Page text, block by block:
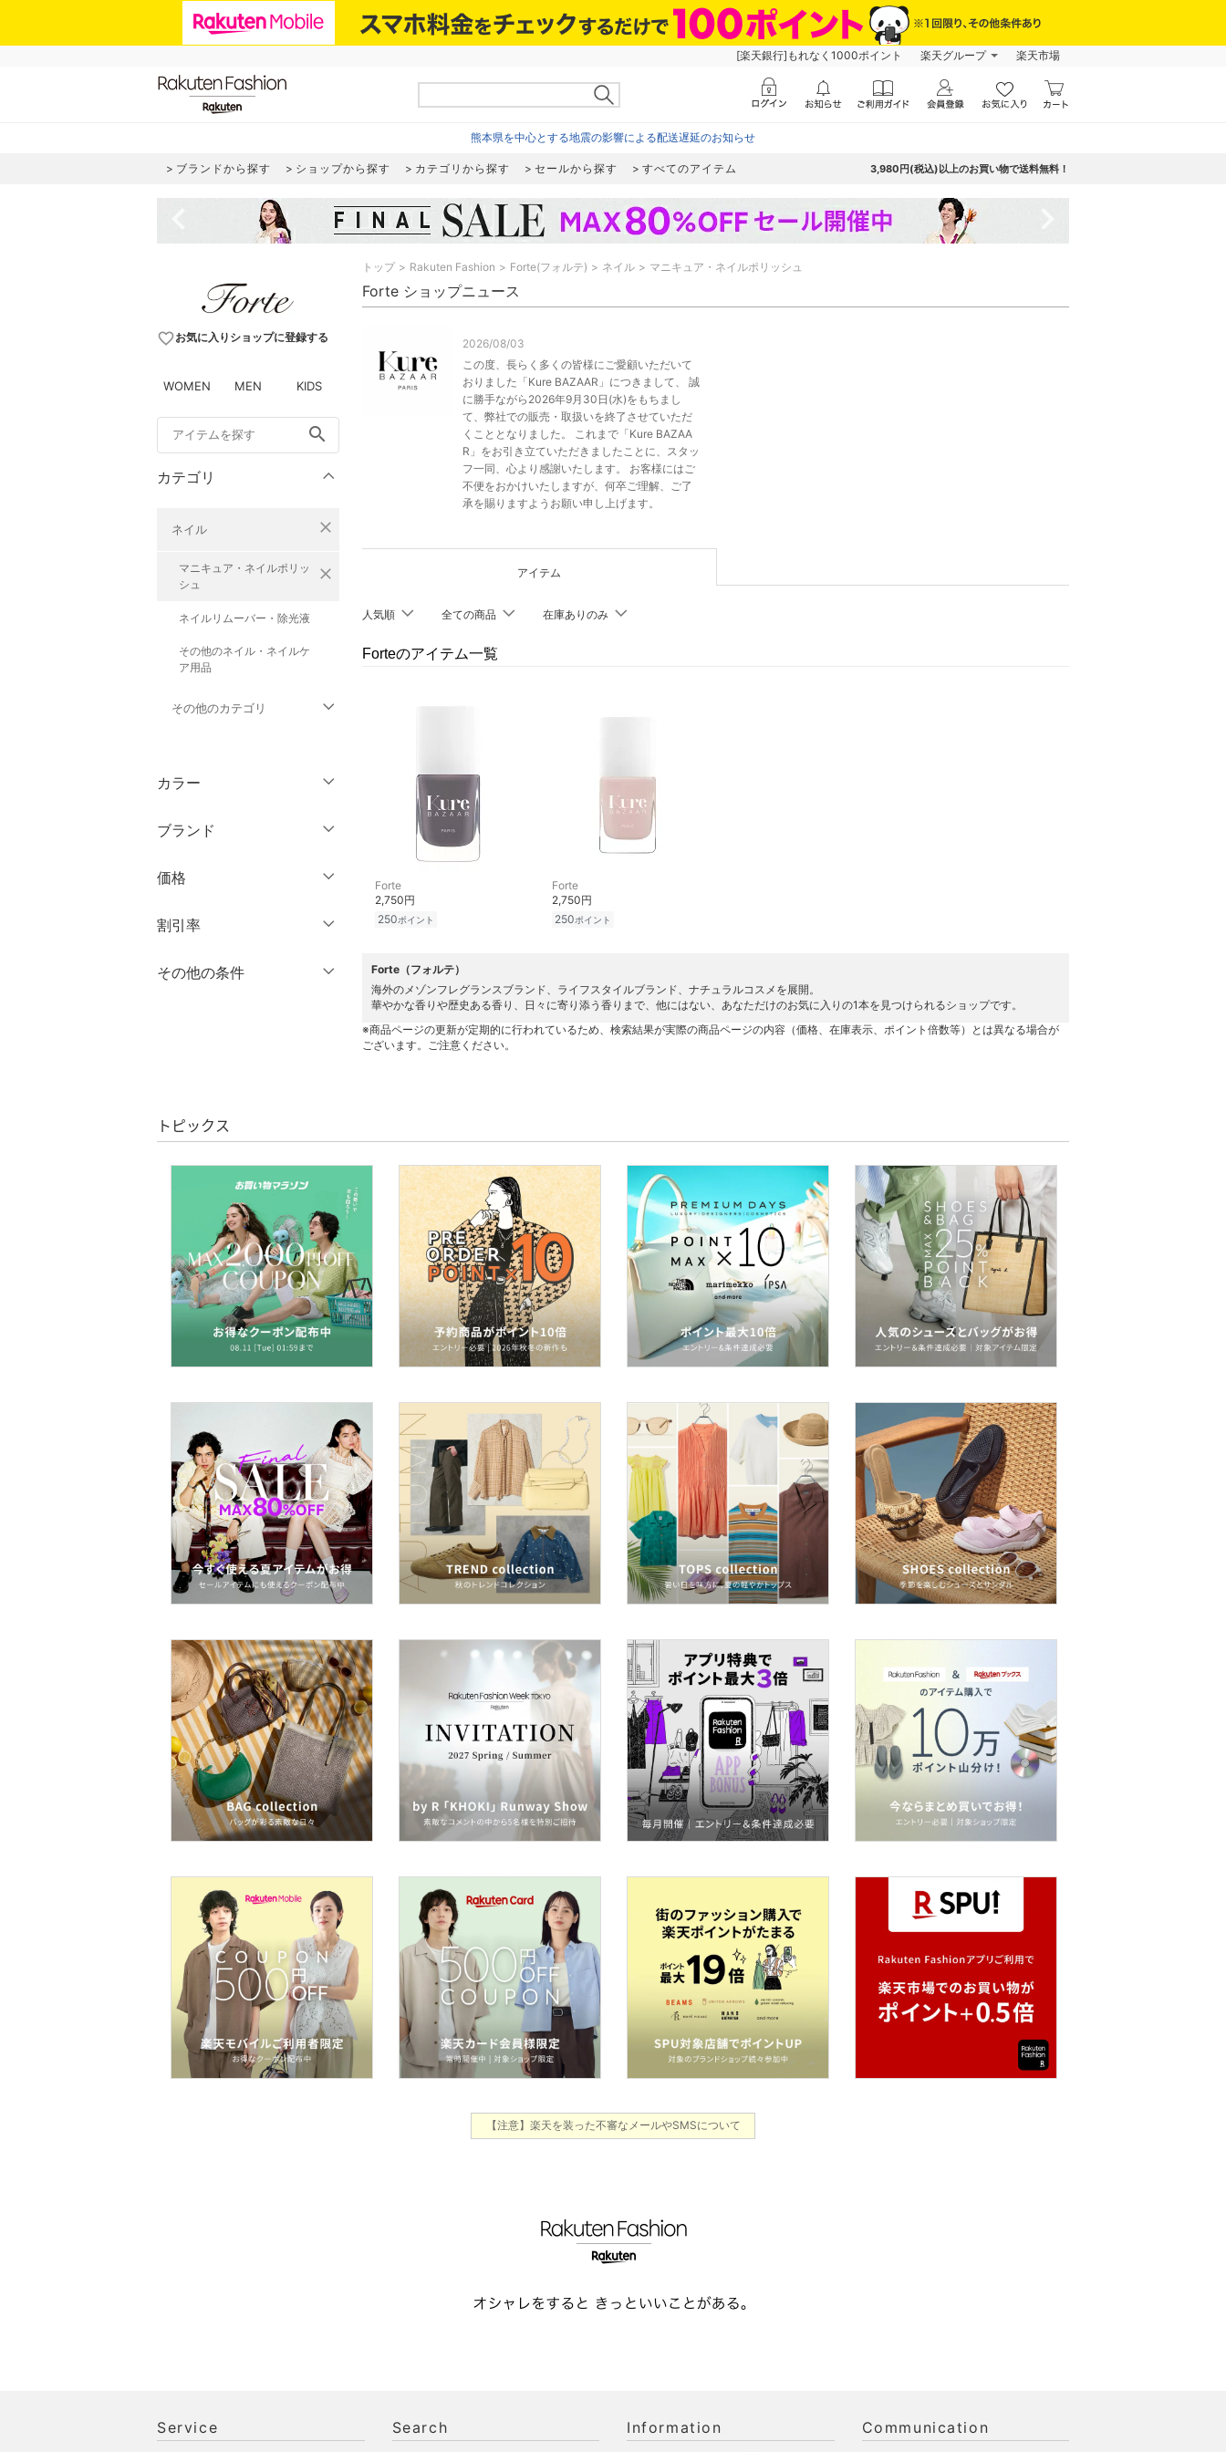
[楽天銀行]もれなく1000ポイント 楽天グループ 楽天市場
熊本県を中心とする地震の影響による配送遅延のお知らせ
ブランドから探す ショップから探す カテゴリから探す セールから探す すべてのアイテム 3,980円(税込)以上のお買い物で送料無料！
favorite_borderお気に入りショップに登録する
WOMEN MEN KIDS
search
カテゴリ
ネイル close
マニキュア・ネイルポリッ
シュ
close
ネイルリムーバー・除光液
その他のネイル・ネイルケ
ア用品
その他のカテゴリ
ジャケット・アウター
パンツ
ワンピース・ドレス
スカート
オールインワン・オーバ
ーオール
アクセサリー・腕時計
財布・ポーチ・ケース
ヘアアクセサリー
ー用品
スーツ・フォーマル
水着・スイムグッズ
着物・浴衣・和装小物
スキンケア
ベースメイク
メイクアップ
ボディケア・オーラルケ
ア
ヘアケア
フレグランス
メイク道具・美容器具
コフレ・キット・セット
食器・調理器具・キッチ
ン用品
インテリア・生活雑貨
スマホグッズ・オーディ
オ機器
カラー
クリア
ブランド
価格
絞り込み
割引率
％OFF～ ％OFF
その他の条件
トップ Rakuten Fashion Forte(フォルテ) ネイル マニキュア・ネイルポリッシュ
Forte ショップニュース
2026/08/03
この度、長らく多くの皆様にご愛顧いただいて
おりました「Kure BAZAAR」につきまして、 誠
に勝手ながら2026年9月30日(水)をもちまし
て、弊社での販売・取扱いを終了させていただ
くこととなりました。 これまで「Kure BAZAA
R」をお引き立ていただきましたことに、スタッ
フ一同、心より感謝いたします。 お客様にはご
不便をおかけいたしますが、何卒ご理解、ご了
承を賜りますようお願い申し上げます。
アイテム
人気順 全ての商品 在庫ありのみ
Forteのアイテム一覧
Forte
2,750円
250ポイント
Forte
2,750円
250ポイント
Forte（フォルテ）
海外のメゾンフレグランスブランド、ライフスタイルブランド、ナチュラルコスメを展開。
華やかな香りや歴史ある香り、日々に寄り添う香りまで、他にはない、あなただけのお気に入りの1本を見つけられるショップです。
※商品ページの更新が定期的に行われているため、検索結果が実際の商品ページの内容（価格、在庫表示、ポイント倍数等）とは異なる場合が
ございます。ご注意ください。
トピックス
【注意】楽天を装った不審なメールやSMSについて
Service Search Information Communication